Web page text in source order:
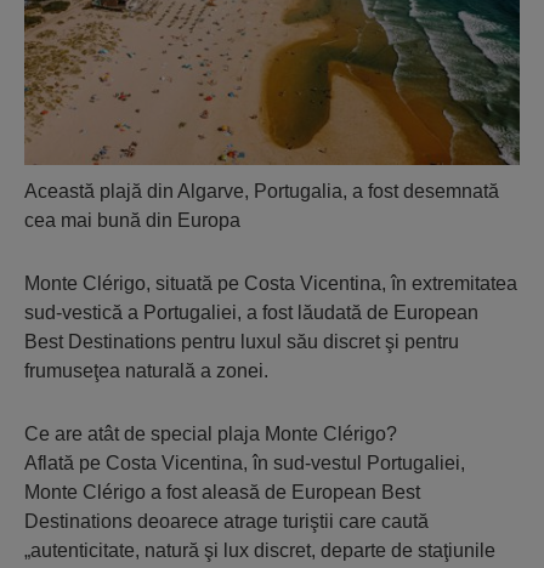
Această plajă din Algarve, Portugalia, a fost desemnată
cea mai bună din Europa
Monte Clérigo, situată pe Costa Vicentina, în extremitatea
sud-vestică a Portugaliei, a fost lăudată de European
Best Destinations pentru luxul său discret şi pentru
frumuseţea naturală a zonei.
Ce are atât de special plaja Monte Clérigo?
Aflată pe Costa Vicentina, în sud-vestul Portugaliei,
Monte Clérigo a fost aleasă de European Best
Destinations deoarece atrage turiştii care caută
„autenticitate, natură şi lux discret, departe de staţiunile